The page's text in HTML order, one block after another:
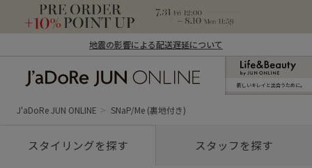
地震の影響による配送遅延について
ン オンライン）
新しいキレイと出合うために。
J'aDoRe JUN ONLINE SNaP/Me (裏地付き)
スタイリングを探す スタッフを探す